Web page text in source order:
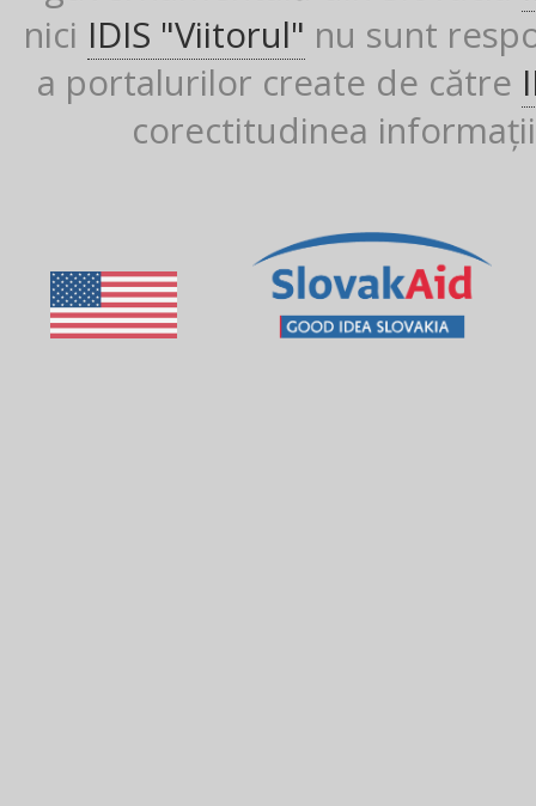
nici IDIS "Viitorul" nu sunt
a portalurilor create de către
corectitudinea